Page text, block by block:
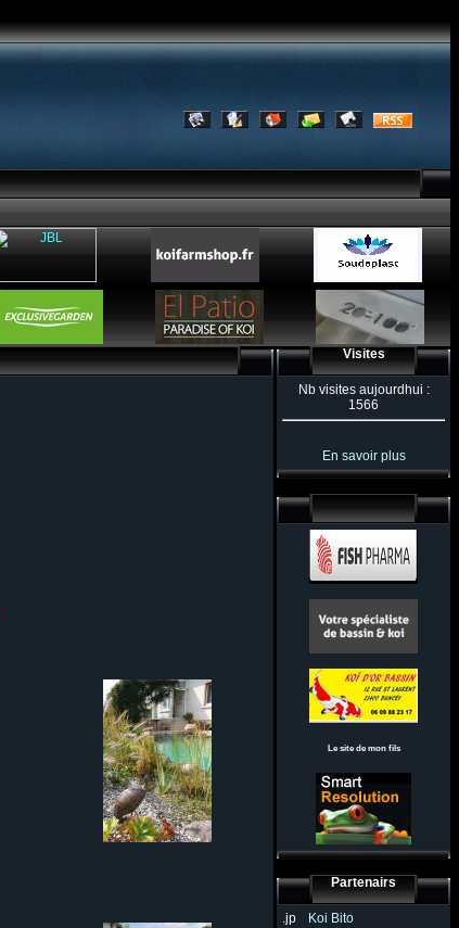
Visites
Nb visites aujourdhui :
1566
En savoir plus
Le site de mon fils
Partenairs
.jp
Koi Bito